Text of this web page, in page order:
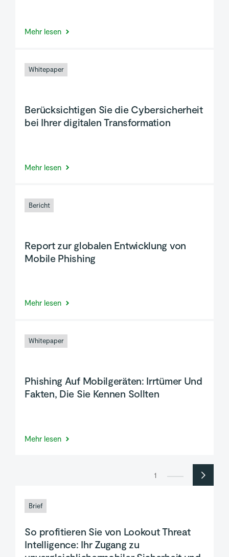
Mehr lesen
Whitepaper
Berücksichtigen Sie die Cybersicherheit
bei Ihrer digitalen Transformation
Mehr lesen
Bericht
Report zur globalen Entwicklung von
Mobile Phishing
Mehr lesen
Whitepaper
Phishing Auf Mobilgeräten: Irrtümer Und
Fakten, Die Sie Kennen Sollten
Mehr lesen
1
Brief
So profitieren Sie von Lookout Threat
Intelligence: Ihr Zugang zu